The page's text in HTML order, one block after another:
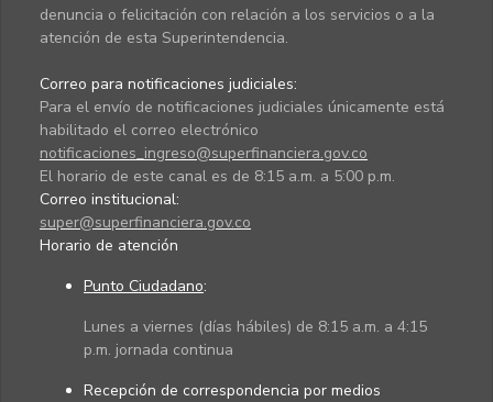
denuncia o felicitación con relación a los servicios o a la
atención de esta Superintendencia.
Correo para notificaciones judiciales:
Para el envío de notificaciones judiciales únicamente está
habilitado el correo electrónico
notificaciones_ingreso@superfinanciera.gov.co
El horario de este canal es de 8:15 a.m. a 5:00 p.m.
Correo institucional:
super@superfinanciera.gov.co
Horario de atención
Punto Ciudadano:
Lunes a viernes (días hábiles) de 8:15 a.m. a 4:15
p.m. jornada continua
Recepción de correspondencia por medios